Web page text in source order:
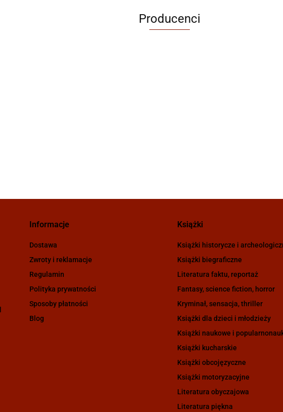
Producenci
Informacje
Dostawa
Zwroty i reklamacje
Regulamin
Polityka prywatności
Sposoby płatności
Blog
Książki
Książki historycze i
Książki biegraficzne
Literatura faktu, reportaż
Fantasy, science fiction, horror
Kryminał, sensacja, thriller
Książki dla dzieci i młodzieży
Książki naukowe i
Książki kucharskie
Książki obcojęzyczne
Książki motoryzacyjne
Literatura obyczajowa
Literatura piękna